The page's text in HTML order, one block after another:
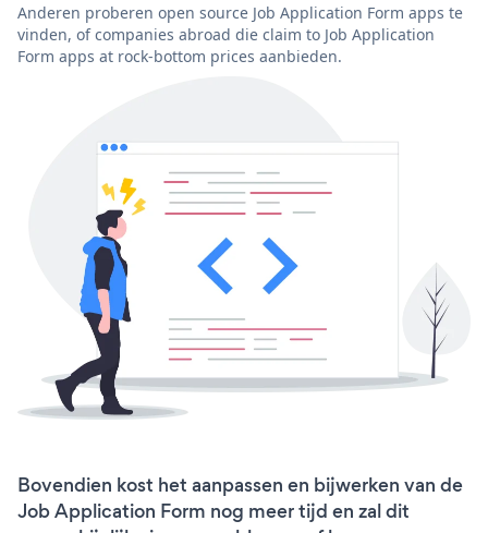
Anderen proberen open source Job Application Form apps te
vinden, of companies abroad die claim to Job Application
Form apps at rock-bottom prices aanbieden.
Bovendien kost het aanpassen en bijwerken van de
Job Application Form nog meer tijd en zal dit